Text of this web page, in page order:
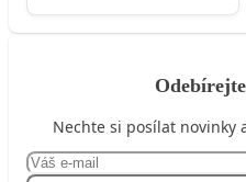
Nechte si posílat novinky